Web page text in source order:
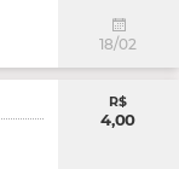
18/02
R$
4,00